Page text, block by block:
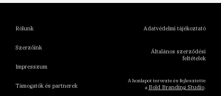
Rólunk
Szerzőink
Impresszum
Támogatók és partnerek
Adatvédelmi tájékoztató
Általános szerződési
feltételek
A honlapot tervezte és fejlesztette
a Bold Branding Studio.